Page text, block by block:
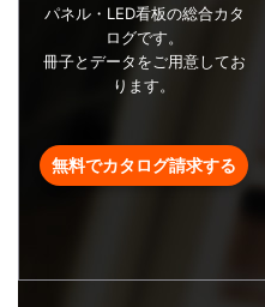
パネル・LED看板の総合カタ
ログです。
冊子とデータをご用意してお
ります。
無料でカタログ請求する